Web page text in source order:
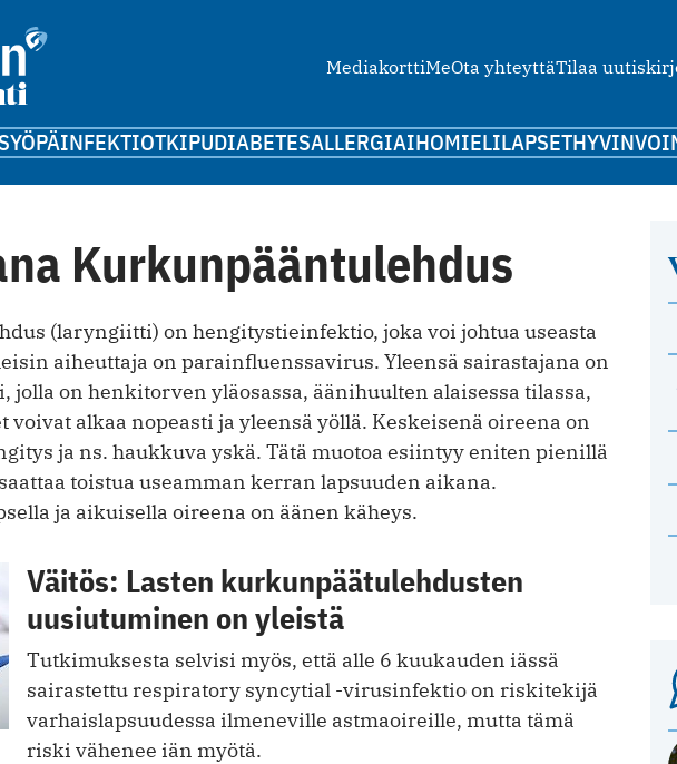
MediakorttiMeOta yhteyttäTilaa
INFEKTIOTKIPUDIABETESALLERGIAIHOMIELILAPSET
Kurkunpääntulehdus
(laryngiitti) on hengitystieinfektio, joka voi johtua useasta
aiheuttaja on parainfluenssavirus. Yleensä sairastajana on
jolla on henkitorven yläosassa, äänihuulten alaisessa tilassa,
voivat alkaa nopeasti ja yleensä yöllä. Keskeisenä oireena on
ja ns. haukkuva yskä. Tätä muotoa esiintyy eniten pienillä
toistua useamman kerran lapsuuden aikana.
ja aikuisella oireena on äänen käheys.
Väitös: Lasten kurkunpäätulehdusten
uusiutuminen on yleistä
Tutkimuksesta selvisi myös, että alle 6 kuukauden iässä
sairastettu respiratory syncytial -virusinfektio on riskitekijä
varhaislapsuudessa ilmeneville astmaoireille, mutta tämä
riski vähenee iän myötä.